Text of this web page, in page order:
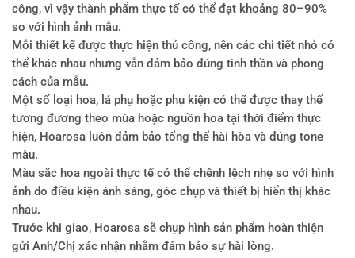
công, vì vậy thành phẩm thực tế có thể đạt khoảng 80–90%
so với hình ảnh mẫu.
Mỗi thiết kế được thực hiện thủ công, nên các chi tiết nhỏ có
thể khác nhau nhưng vẫn đảm bảo đúng tinh thần và phong
cách của mẫu.
Một số loại hoa, lá phụ hoặc phụ kiện có thể được thay thế
tương đương theo mùa hoặc nguồn hoa tại thời điểm thực
hiện, Hoarosa luôn đảm bảo tổng thể hài hòa và đúng tone
màu.
Màu sắc hoa ngoài thực tế có thể chênh lệch nhẹ so với hình
ảnh do điều kiện ánh sáng, góc chụp và thiết bị hiển thị khác
nhau.
Trước khi giao, Hoarosa sẽ chụp hình sản phẩm hoàn thiện
gửi Anh/Chị xác nhận nhằm đảm bảo sự hài lòng.